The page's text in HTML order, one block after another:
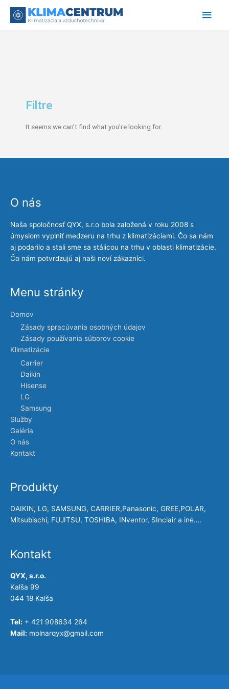
Filtre
It seems we can't find what you're looking for.
O nás
Naša spoločnosť QYX, s.r.o bola založená v roku 2008 s
úmyslom vyplniť medzeru na trhu z klimatizáciami. Čo sa nám
aj podarilo a stali sme sa stálicou na trhu v oblasti klimatizácie.
Čo nám potvrdzujú aj naši noví zákazníci.
Menu stránky
Domov
Zásady spracúvania osobných údajov
Zásady používania súborov cookie
Klimatizácie
Carrier
Daikin
Hisense
LG
Samsung
Služby
Galéria
O nás
Kontakt
Produkty
DAIKIN, LG, SAMSUNG, CARRIER,Panasonic, GREE,POLAR,
Mitsubischi, FUJITSU, TOSHIBA, INventor, SInclair a iné….
Kontakt
QYX, s.r.o.
Kalša 99
044 18 Kalša
Tel: + 421 908634 264
Mail: molnarqyx@gmail.com